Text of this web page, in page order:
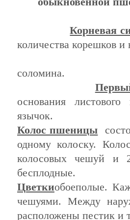
Корневая
количества корешков и
основания
язычок.
Колос пшеницы
одному колоску.
колосовых чешуй и
бесплодные.
Цветкиобоеполые.
чешуями. Между
расположены пестик и